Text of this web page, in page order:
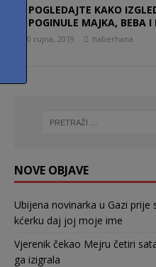
POGLEDAJTE KAKO
POGINULE MAJKA, BEBA
30 rujna, 2019 haberhana
NOVE OBJAVE
Ubijena novinarka u Gazi prije
kćerku daj joj moje ime
Vjerenik čekao Mejru četiri
ga izigrala